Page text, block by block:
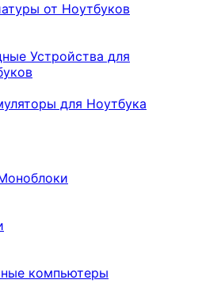
от Ноутбуков
Устройства для
для Ноутбука
компьютеры